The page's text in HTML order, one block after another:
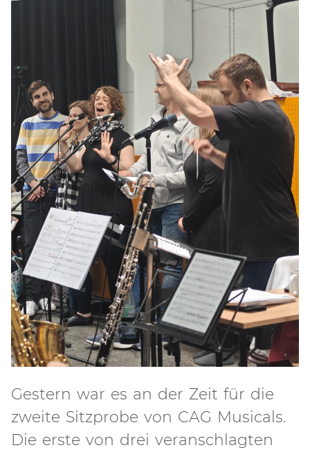
Gestern war es an der Zeit für die
zweite Sitzprobe von CAG Musicals.
Die erste von drei veranschlagten